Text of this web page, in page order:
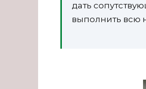
дать
выполнить всю